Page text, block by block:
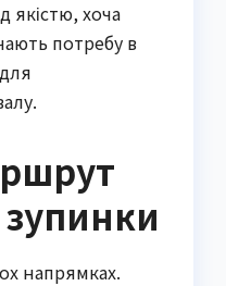
якістю, хоча
потребу в
напрямках.